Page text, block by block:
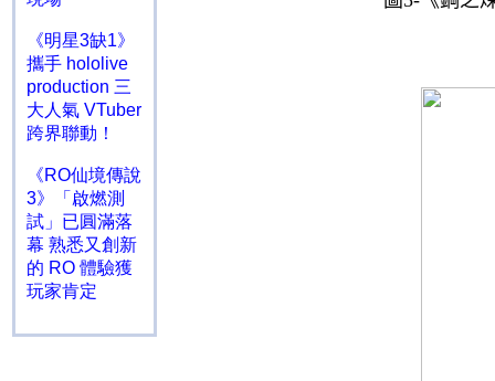
《明星3缺1》
攜手 hololive
production 三
大人氣 VTuber
跨界聯動！
《RO仙境傳說
3》「啟燃測
試」已圓滿落
幕 熟悉又創新
的 RO 體驗獲
玩家肯定